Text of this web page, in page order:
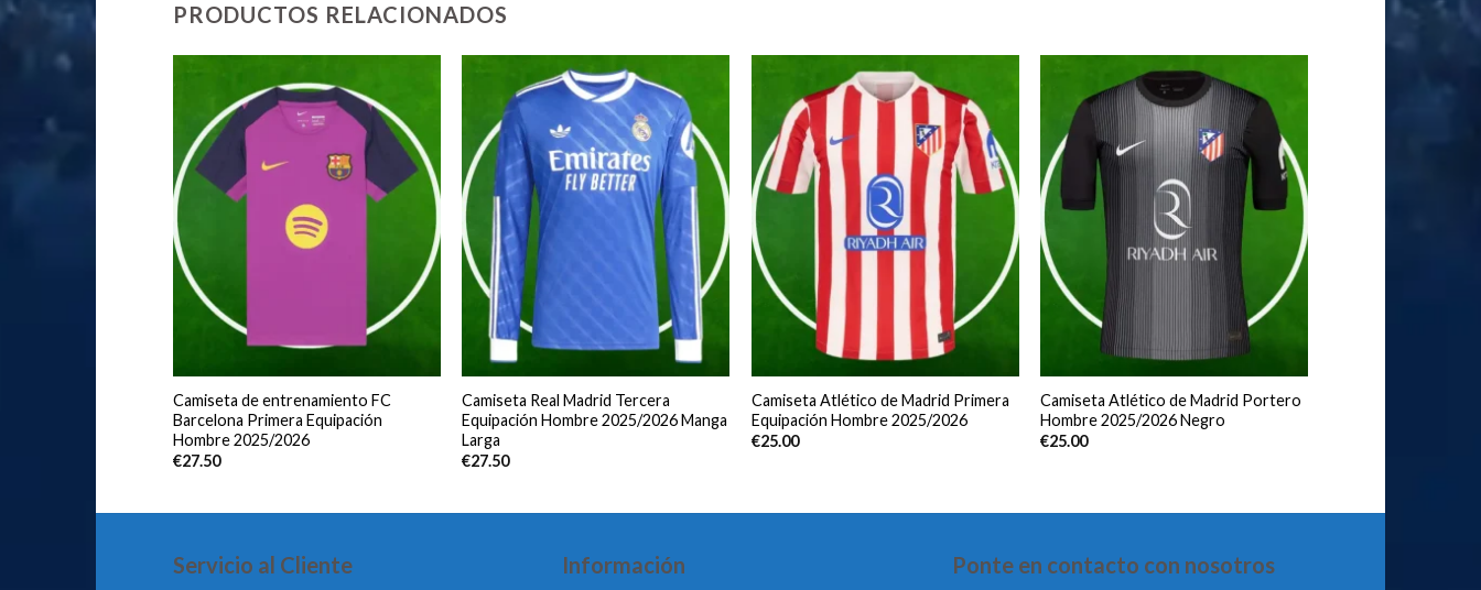
PRODUCTOS RELACIONADOS
Camiseta de entrenamiento FC
Barcelona Primera Equipación
Hombre 2025/2026
€27.50
Camiseta Real Madrid Tercera
Equipación Hombre 2025/2026 Manga
Larga
€27.50
Camiseta Atlético de Madrid Primera
Equipación Hombre 2025/2026
€25.00
Camiseta Atlético de Madrid Portero
Hombre 2025/2026 Negro
€25.00
Servicio al Cliente Información Ponte en contacto con nosotros